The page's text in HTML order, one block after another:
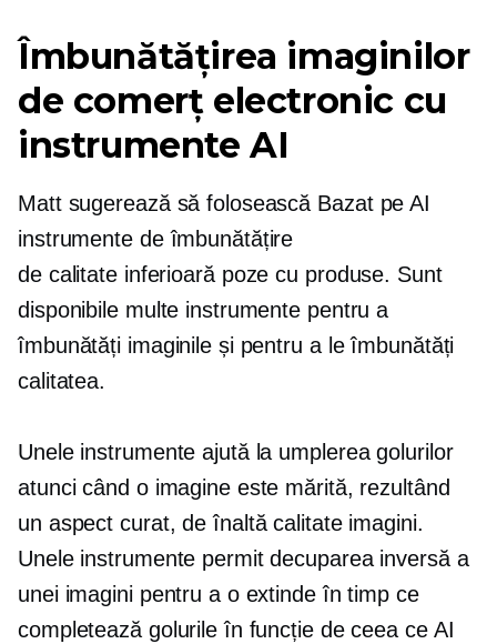
Îmbunătățirea imaginilor
de comerț electronic cu
instrumente AI
Matt sugerează să folosească Bazat pe AI
instrumente de îmbunătățire
de calitate inferioarăpoze cu produse. Sunt
disponibile multe instrumente pentru a
îmbunătăți imaginile și pentru a le îmbunătăți
calitatea.
Unele instrumente ajută la umplerea golurilor
atunci când o imagine este mărită, rezultând
un aspect curat,de înaltă calitateimagini.
Unele instrumente permit decuparea inversă a
unei imagini pentru a o extinde în timp ce
completează golurile în funcție de ceea ce AI